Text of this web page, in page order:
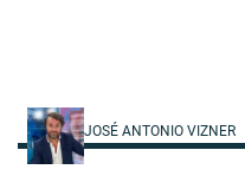
JOSÉ ANTONIO VIZNER